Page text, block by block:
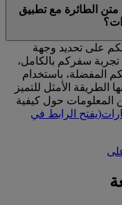
الطائرة مع تطبيق
على تحديد وجهة
تجربة سفركم بالكامل،
المفضلة، باستخدام
الطريقة الأمثل للتميز
المعلومات حول كيفية
(يفتح الرابط في